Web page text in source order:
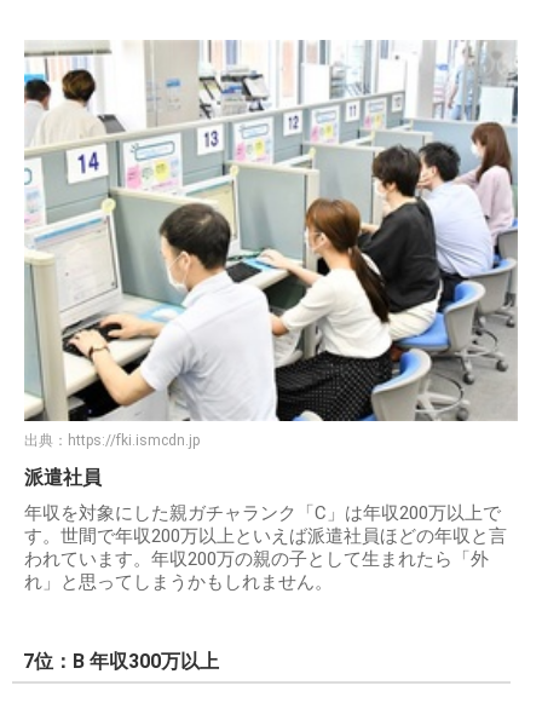
出典： https://fki.ismcdn.jp
派遣社員
年収を対象にした親ガチャランク「C」は年収200万以上で
す。世間で年収200万以上といえば派遣社員ほどの年収と言
われています。年収200万の親の子として生まれたら「外
れ」と思ってしまうかもしれません。
7位：B 年収300万以上